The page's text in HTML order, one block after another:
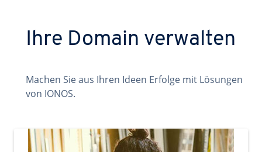
Ihre Domain verwalten
Machen Sie aus Ihren Ideen Erfolge mit Lösungen
von IONOS.